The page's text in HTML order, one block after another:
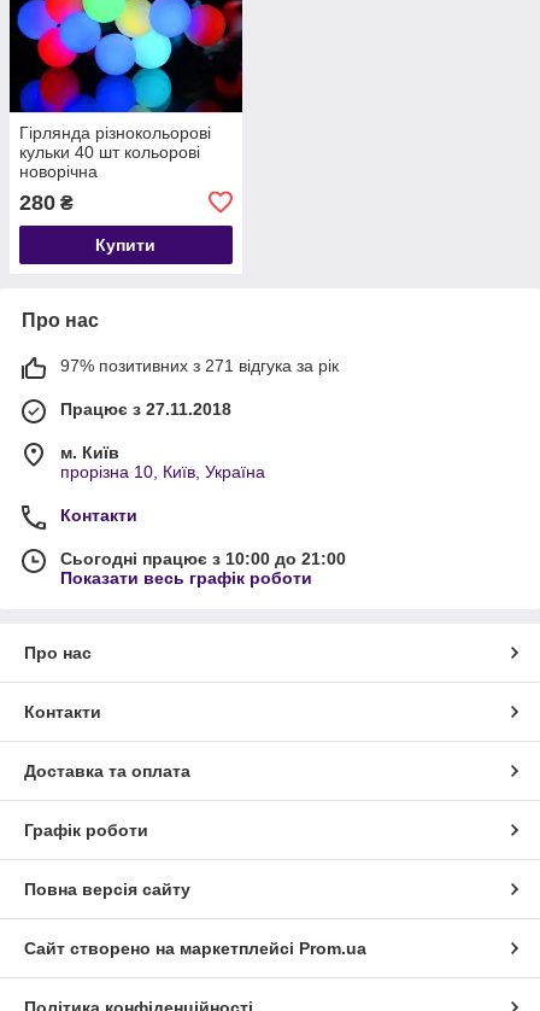
Гірлянда різнокольорові
кульки 40 шт кольорові
новорічна
280 ₴
Купити
Про нас
97% позитивних з 271 відгука за рік
Працює з 27.11.2018
м. Київ
прорізна 10, Київ, Україна
Контакти
Сьогодні працює з 10:00 до 21:00
Показати весь графік роботи
Про нас
Контакти
Доставка та оплата
Графік роботи
Повна версія сайту
Сайт створено на маркетплейсі Prom.ua